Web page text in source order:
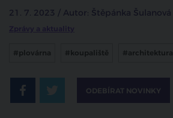
21. 7. 2023 / Autor: Štěpánka Šulanová
Zprávy a aktuality
#plovárna #koupaliště #architektura
ODEBÍRAT NOVINKY